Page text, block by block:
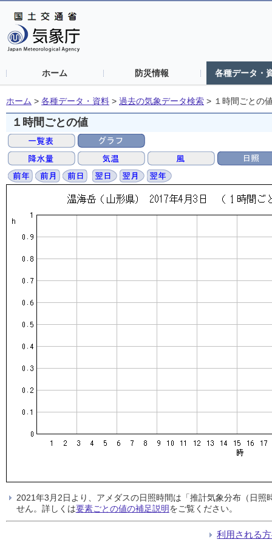
ホーム 防災情報 各種データ・
ホーム > 各種データ・資料 > 過去の気象データ検索 > １時間ごとの
１時間ごとの値
2021年3月2日より、アメダスの日照時間は「推計気象分布（日
せん。詳しくは要素ごとの値の補足説明をご覧ください。
利用される